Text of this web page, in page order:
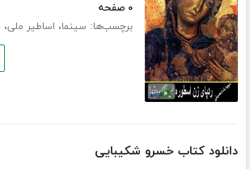
۰ صفحه
برچسب‌ها: سینما، اساطیر ملی،
دانلود کتاب خسرو شکیبایی